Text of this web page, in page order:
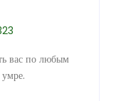
вас по любым